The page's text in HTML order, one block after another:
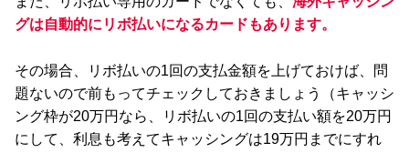
グは自動的にリボ払いになるカードもあります。
その場合、リボ払いの1回の支払金額を上げておけば、問
題ないので前もってチェックしておきましょう（キャッシ
ング枠が20万円なら、リボ払いの1回の支払い額を20万円
にして、利息も考えてキャッシングは19万円までにすれ